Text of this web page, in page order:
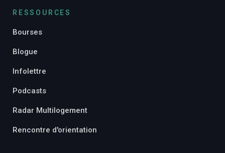
RESSOURCES
Bourses
Blogue
Infolettre
Podcasts
Radar Multilogement
Rencontre d'orientation